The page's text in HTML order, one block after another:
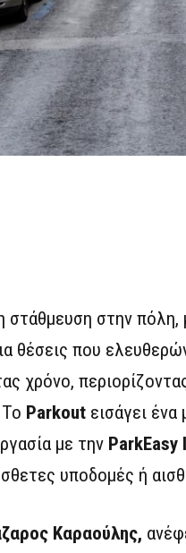
στάθμευση στην
θέσεις που
χρόνο,
Parkout εισάγει
με την ParkEasy
υποδομές ή
Καραούλης,